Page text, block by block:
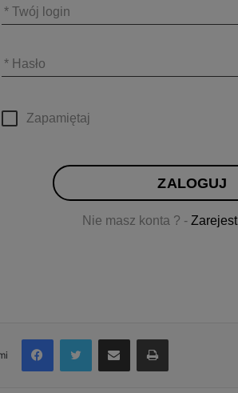
* Twój login
* Hasło
Zapamiętaj
ZALOGUJ
Nie masz konta ? -
FacebookTwitter Udostępnij via e-mail Drukuj